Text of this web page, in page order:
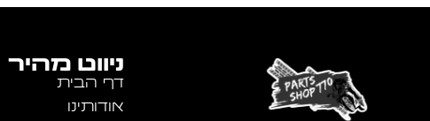
ניווט מהיר
דף הבית
אודותינו